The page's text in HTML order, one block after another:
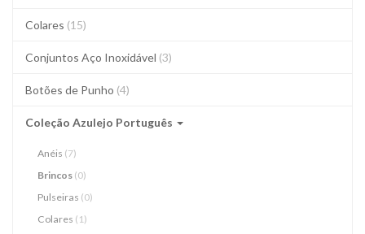
Colares (15)
Conjuntos Aço Inoxidável (3)
Botões de Punho (4)
Coleção Azulejo Português
Anéis (7)
Brincos (0)
Pulseiras (0)
Colares (1)